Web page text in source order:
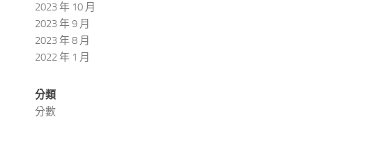
2023 年 10 月
2023 年 9 月
2023 年 8 月
2022 年 1 月
分類
分數